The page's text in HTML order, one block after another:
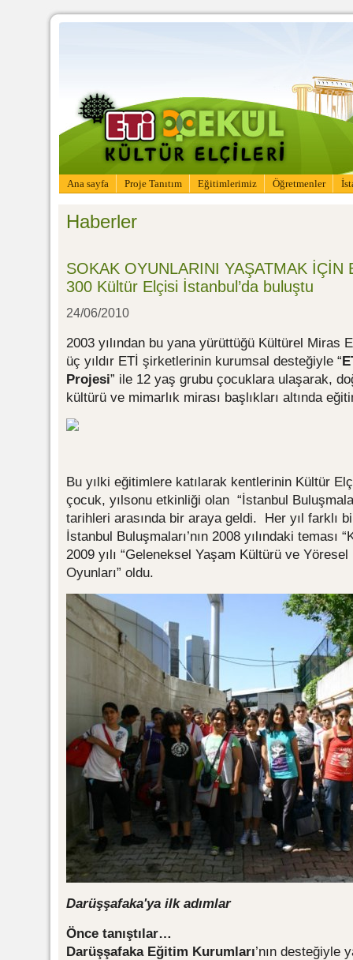
Ana sayfa Proje Tanıtım Eğitimlerimiz Öğretmenler
Haberler
SOKAK OYUNLARINI YAŞATMAK İÇİN
300 Kültür Elçisi İstanbul’da buluştu
24/06/2010
2003 yılından bu yana yürüttüğü Kültürel Miras
üç yıldır ETİ şirketlerinin kurumsal desteğiyle “
Projesi” ile 12 yaş grubu çocuklara ulaşarak,
kültürü ve mimarlık mirası başlıkları altında
Bu yılki eğitimlere katılarak kentlerinin Kültür
çocuk, yılsonu etkinliği olan “İstanbul
tarihleri arasında bir araya geldi. Her yıl farklı bir
İstanbul Buluşmaları’nın 2008 yılındaki teması
2009 yılı “Geleneksel Yaşam Kültürü ve
Oyunları” oldu.
Darüşşafaka'ya ilk adımlar
Önce tanıştılar…
Darüşşafaka Eğitim Kurumları’nın desteğiyle